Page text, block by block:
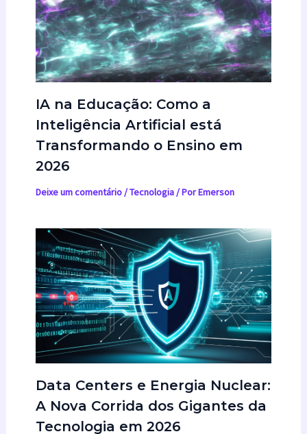
IA na Educação: Como a
Inteligência Artificial está
Transformando o Ensino em
2026
Deixe um comentário/Tecnologia/ PorEmerson
Data Centers e Energia Nuclear:
A Nova Corrida dos Gigantes da
Tecnologia em 2026